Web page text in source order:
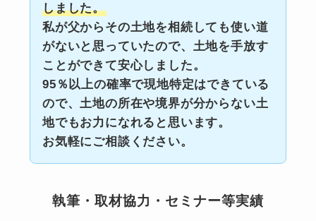
しました。
私が父からその土地を相続しても使い道
がないと思っていたので、土地を手放す
ことができて安心しました。
95％以上の確率で現地特定はできている
ので、土地の所在や境界が分からない土
地でもお力になれると思います。
お気軽にご相談ください。
執筆・取材協力・セミナー等実績